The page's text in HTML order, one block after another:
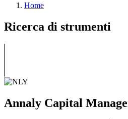
Home
Ricerca di strumenti
Annaly Capital